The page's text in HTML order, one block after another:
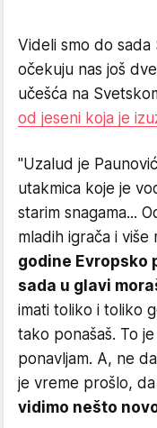
Videli smo do
očekuju nas još
učešća na
od jeseni koja je
"Uzalud je
utakmica koje je
starim snagama...
mladih igrača i više
godine Evropsko
sada u glavi
imati toliko i toliko
tako ponašaš. To
ponavljam. A, ne
je vreme prošlo, da
vidimo nešto